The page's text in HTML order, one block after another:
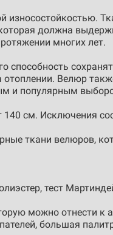
износостойкостью.
должна
многих лет.
способность
Велюр
и популярным
см. Исключения
ткани велюров,
тест
можно отнести
большая